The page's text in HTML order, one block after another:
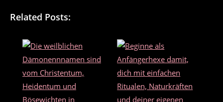
c
e
b
o
o
k
itt
er
ai
l
Related Posts: